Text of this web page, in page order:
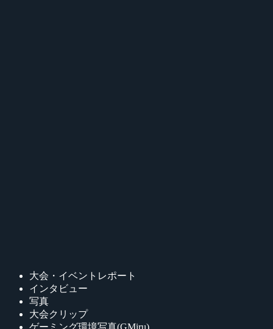
大会・イベントレポート
インタビュー
写真
大会クリップ
ゲーミング環境写真(GMiru)